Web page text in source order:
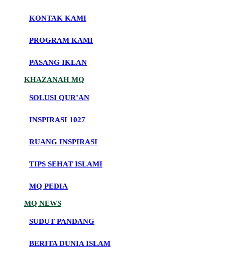
KONTAK KAMI
PROGRAM KAMI
PASANG IKLAN
KHAZANAH MQ
SOLUSI QUR’AN
INSPIRASI 1027
RUANG INSPIRASI
TIPS SEHAT ISLAMI
MQ PEDIA
MQ NEWS
SUDUT PANDANG
BERITA DUNIA ISLAM